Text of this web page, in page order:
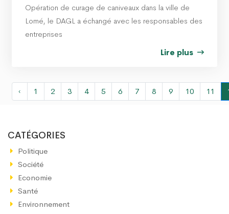
Opération de curage de caniveaux dans la ville de
Lomé, le DAGL a échangé avec les responsables des
entreprises
Lire plus
‹ 1 2 3 4 5 6 7 8 9 10 11
CATÉGORIES
Politique
Société
Economie
Santé
Environnement